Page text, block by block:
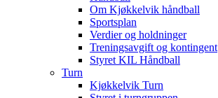
Om Kjøkkelvik håndball
Sportsplan
Verdier og holdninger
Treningsavgift og kontingent
Styret KIL Håndball
Turn
Kjøkkelvik Turn